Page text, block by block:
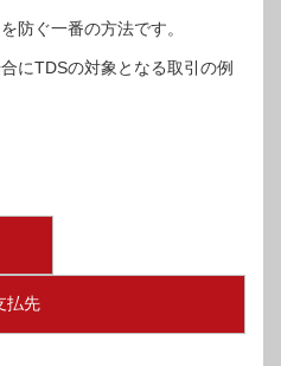
防ぐ一番の方法です。
にTDSの対象となる取引の例
払先